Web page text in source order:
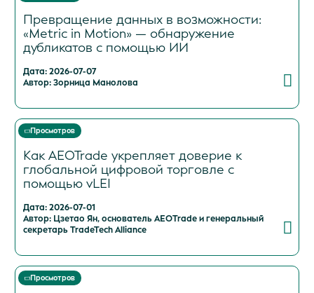
Превращение данных в возможности:
«Metric in Motion» — обнаружение
дубликатов с помощью ИИ
Дата: 2026-07-07
Автор: Зорница Манолова
Просмотров
Как AEOTrade укрепляет доверие к
глобальной цифровой торговле с
помощью vLEI
Дата: 2026-07-01
Автор: Цзетао Ян, основатель AEOTrade и генеральный
секретарь TradeTech Alliance
Просмотров